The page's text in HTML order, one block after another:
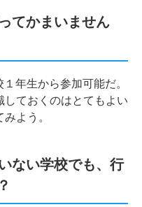
てかまいません
年生から参加可能だ。
ておくのはとてもよい
よう。
ない学校でも、行